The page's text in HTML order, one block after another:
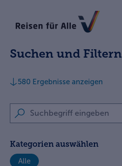
Suchen und Filtern
www.reisen-fuer-alle.de
580 Ergebnisse anzeigen
Suchbegriff eingeben
Kategorien auswählen
Alle